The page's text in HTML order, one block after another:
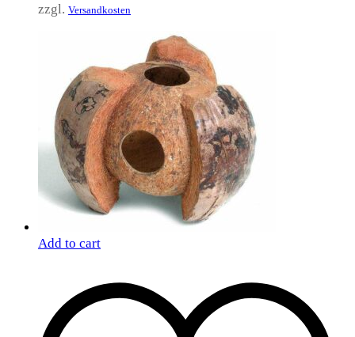
zzgl. Versandkosten
Add to cart